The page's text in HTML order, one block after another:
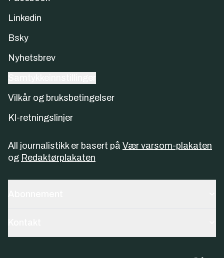
Linkedin
Bsky
Nyhetsbrev
Vilkår og bruksbetingelser
KI-retningslinjer
All journalistikk er basert på Vær varsom-plakaten
og Redaktørplakaten